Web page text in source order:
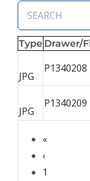
Type Drawer/
«
‹
1
JPG
P1340208
JPG
P1340209